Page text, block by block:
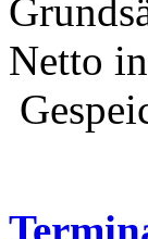
Netto